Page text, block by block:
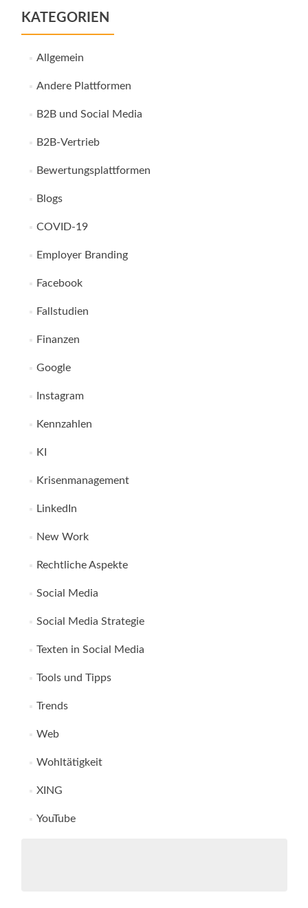
KATEGORIEN
Allgemein
Andere Plattformen
B2B und Social Media
B2B-Vertrieb
Bewertungsplattformen
Blogs
COVID-19
Employer Branding
Facebook
Fallstudien
Finanzen
Google
Instagram
Kennzahlen
KI
Krisenmanagement
LinkedIn
New Work
Rechtliche Aspekte
Social Media
Social Media Strategie
Texten in Social Media
Tools und Tipps
Trends
Web
Wohltätigkeit
XING
YouTube